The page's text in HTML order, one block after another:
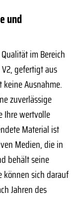
und
im Bereich
gefertigt aus
Ausnahme.
zuverlässige
Ihre wertvolle
Material ist
Medien, die in
behält seine
können sich darauf
Jahren des